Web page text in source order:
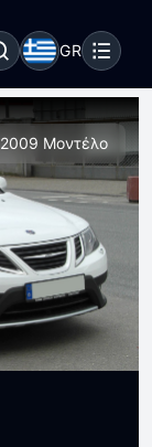
GR
2009 Μοντέλο